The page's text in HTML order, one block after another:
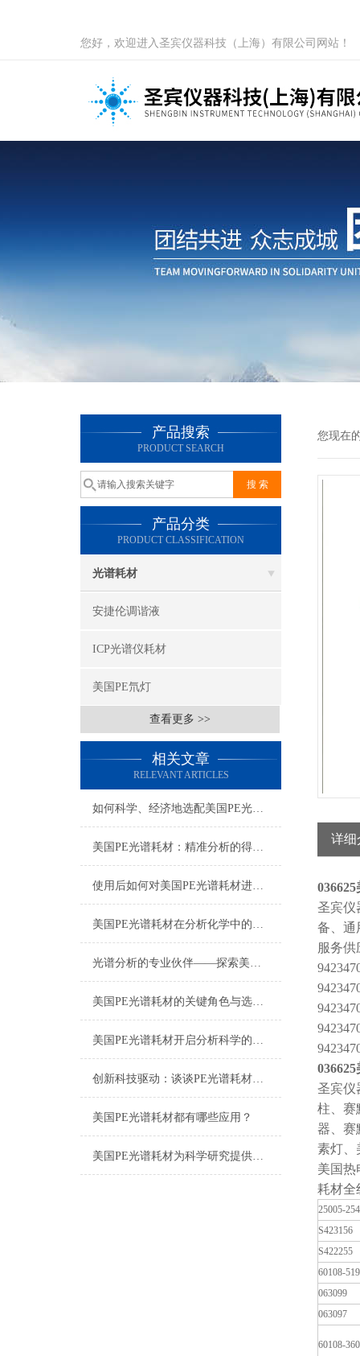
您好，欢迎进入圣宾仪器科技（上海）有限公司网站！
产品搜索
PRODUCT SEARCH
产品分类
PRODUCT CLASSIFICATION
光谱耗材
安捷伦调谐液
ICP光谱仪耗材
美国PE氘灯
查看更多 >>
相关文章
RELEVANT ARTICLES
如何科学、经济地选配美国PE光谱耗材？
美国PE光谱耗材：精准分析的得力助手
使用后如何对美国PE光谱耗材进行正确的清洁和保养？
美国PE光谱耗材在分析化学中的多样化应用与技术进展
光谱分析的专业伙伴——探索美国PE光谱耗材的世界
美国PE光谱耗材的关键角色与选择指南
美国PE光谱耗材开启分析科学的新篇章
创新科技驱动：谈谈PE光谱耗材的应用与发展
美国PE光谱耗材都有哪些应用？
美国PE光谱耗材为科学研究提供有效的支持
您现在
详细
036625
圣宾仪
备、通
服务供
036625
圣宾仪
柱、赛
器、赛
素灯、
美国热
耗材全
25005-
S423156
S422255
60108-519
063099
063097
60108-360